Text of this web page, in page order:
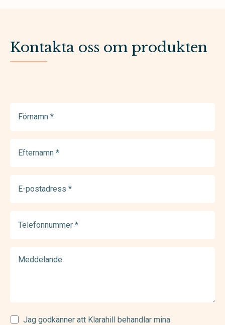
Kontakta oss om produkten
(Required)
(Required)
postadress
(Required)
Samtycke
Jag godkänner att Klarahill behandlar mina